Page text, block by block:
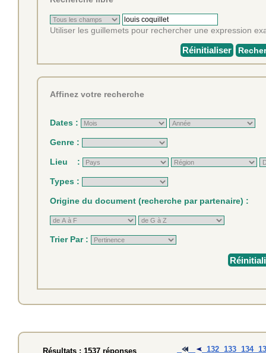
Utiliser les guillemets pour rechercher une expression
Réinitialiser
Affinez votre recherche
Dates :
Genre :
Lieu :
Types :
Origine du document (recherche par partenaire) :
Trier Par :
132 133 134
Résultats : 1537 réponses